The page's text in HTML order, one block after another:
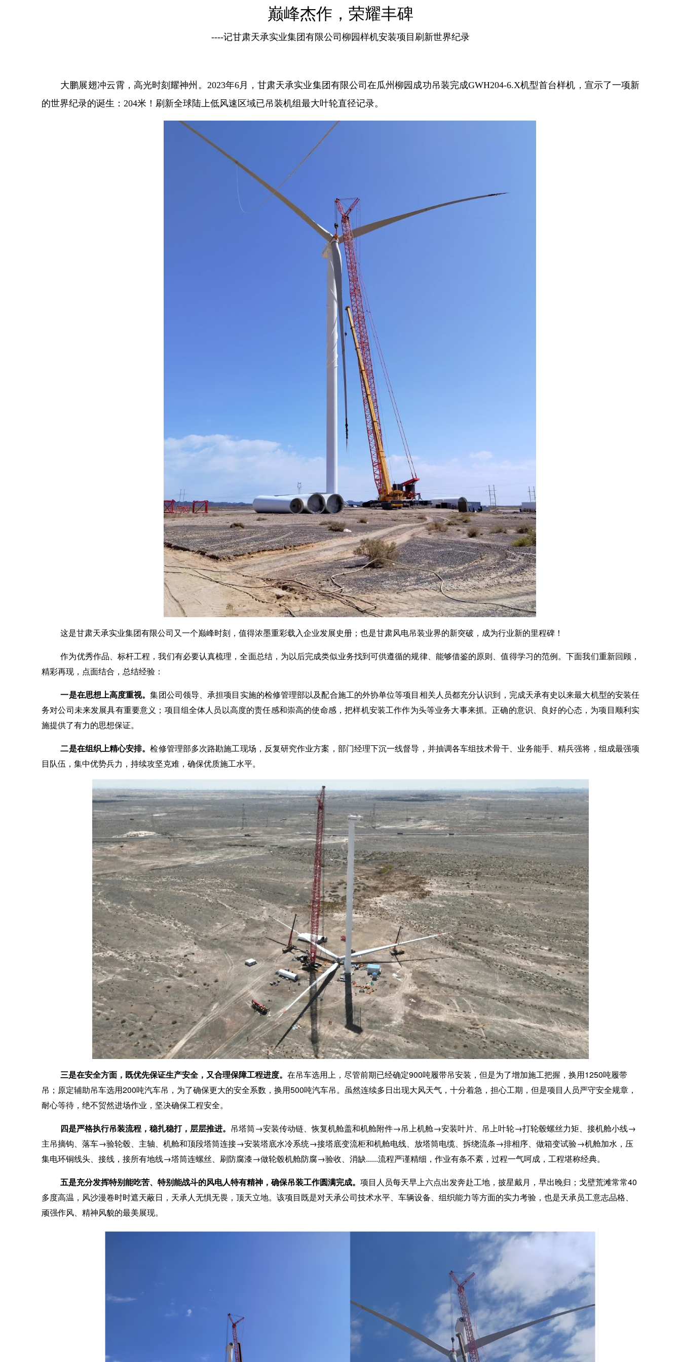
巅峰杰作，荣耀丰碑
----记甘肃天承实业集团有限公司柳园样机安装项目刷新世界纪录
大鹏展翅冲云霄，高光时刻耀神州。 2023年6月，甘肃天承实业集团有限公司在瓜州柳园成功吊装完成GWH204-6.X机型首台样机，宣示了一项新
的世界纪录的诞生： 204米！刷新全球陆上低风速区域已吊装机组最大叶轮直径记录。
这是甘肃天承实业集团有限公司又一个巅峰时刻，值得浓墨重彩载入企业发展史册；也是甘肃风电吊装业界的新突破，成为行业新的里程碑！
作为优秀作品、标杆工程，我们有必要认真梳理，全面总结，为以后完成类似业务找到可供遵循的规律、能够借鉴的原则、值得学习的范例。下面我们重新回顾，
精彩再现，点面结合，总结经验：
一是在思想上高度重视。集团公司领导、承担项目实施的检修管理部以及配合施工的外协单位等项目相关人员都充分认识到，完成天承有史以来最大机型的安装任
务对公司未来发展具有重要意义；项目组全体人员以高度的责任感和崇高的使命感，把样机安装工作作为头等业务大事来抓。正确的意识、良好的心态，为项目顺利实
施提供了有力的思想保证。
二是在组织上精心安排。检修管理部多次路勘施工现场，反复研究作业方案，部门经理下沉一线督导，并抽调各车组技术骨干、业务能手、精兵强将，组成最强项
目队伍，集中优势兵力，持续攻坚克难，确保优质施工水平。
三是在安全方面 ， 既优先保证生产安全 ，又合理保障工程进度。在吊车选用上，尽管前期已经确定900吨履带吊安装，但是为了增加施工把握，换用1250吨履带
吊；原定辅助吊车选用200吨汽车吊，为了确保更大的安全系数，换用500吨汽车吊。虽然连续多日出现大风天气，十分着急，担心工期，但是项目人员严守安全规章，
耐心等待，绝不贸然进场作业，坚决确保工程安全。
四是严格执行吊装流程，稳扎稳打，层层推进。 吊塔筒→安装传动链、恢复机舱盖和机舱附件→吊上机舱→安装叶片、吊上叶轮→打轮毂螺丝力矩、接机舱小线→
主吊摘钩、落车→验轮毂、主轴、机舱和顶段塔筒连接→安装塔底水冷系统→接塔底变流柜和机舱电线、放塔筒电缆、拆绕流条→排相序、做箱变试验→机舱加水，压
集电环铜线头、接线，接所有地线→塔筒连螺丝、刷防腐漆→做轮毂机舱防腐→验收、消缺......流程严谨精细，作业有条不紊，过程一气呵成，工程堪称经典。
五是充分发挥特别能吃苦、特别能战斗的风电人特有精神，确保吊装工作圆满完成。项目人员每天早上六点出发奔赴工地，披星戴月，早出晚归；戈壁荒滩常常40
多度高温，风沙漫卷时时遮天蔽日，天承人无惧无畏，顶天立地。该项目既是对天承公司技术水平、车辆设备、组织能力等方面的实力考验，也是天承员工意志品格、
顽强作风、精神风貌的最美展现。